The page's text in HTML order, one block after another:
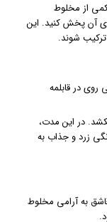
کمی از مخلوط
آن پخش کنید. این
ترکیب شوند.
روی در قابلمه
30 تا 40 دقیقه دم بکشد. در این مدت،
زرد و جذاب به
به آرامی مخلوط